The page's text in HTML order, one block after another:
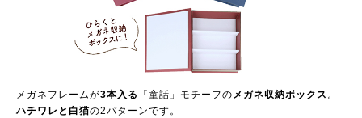
メガネフレームが3本入る 「童話」モチーフのメガネ収納ボックス 。
ハチワレと白猫の2パターンです。